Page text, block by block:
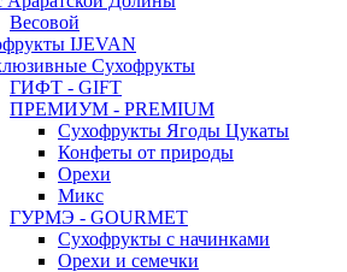
Весовой
IJEVAN
Сухофрукты
ГИФТ - GIFT
ПРЕМИУМ - PREMIUM
Сухофрукты Ягоды Цукаты
Конфеты от природы
Орехи
Микс
ГУРМЭ - GOURMET
Сухофрукты с начинками
Орехи и семечки